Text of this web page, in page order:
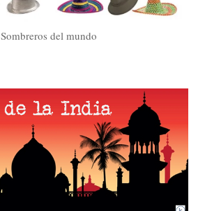
Sombreros del mundo